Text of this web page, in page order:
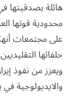
هائلة بصدقيتها
محدودية قوتها
على مجتمعات
حلفائها
ويعزز من نفوذ
والايديولوجية